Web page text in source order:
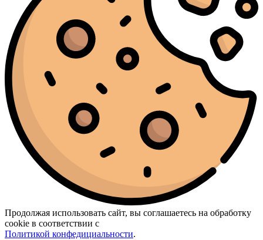
Продолжая использовать сайт, вы соглашаетесь на обработку
cookie в соответствии с
Политикой конфедициальности.